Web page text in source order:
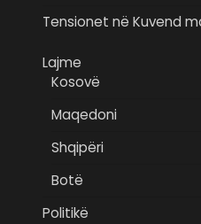
Tensionet në Kuvend
Lajme
Kosovë
Maqedoni
Shqipëri
Botë
Politikë